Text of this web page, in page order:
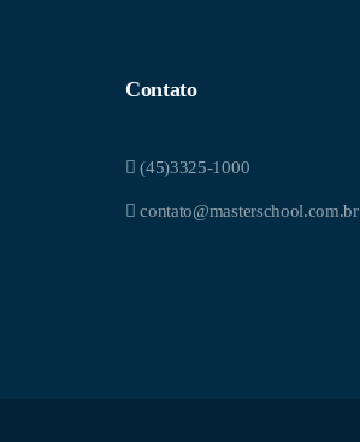
Contato
(45)3325-1000
contato@masterschool.com.br